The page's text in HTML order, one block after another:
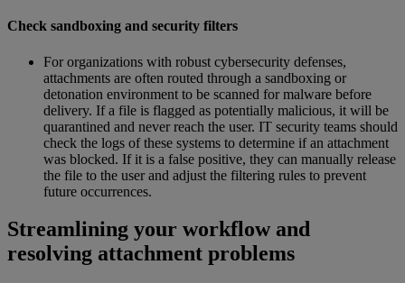
Check sandboxing and security filters
For organizations with robust cybersecurity defenses,
attachments are often routed through a sandboxing or
detonation environment to be scanned for malware before
delivery. If a file is flagged as potentially malicious, it will be
quarantined and never reach the user. IT security teams should
check the logs of these systems to determine if an attachment
was blocked. If it is a false positive, they can manually release
the file to the user and adjust the filtering rules to prevent
future occurrences.
Streamlining your workflow and
resolving attachment problems